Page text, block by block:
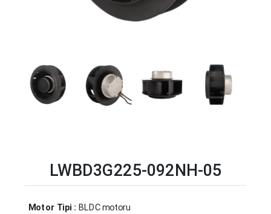
LWBD3G225-092NH-05
Motor Tipi : BLDC motoru